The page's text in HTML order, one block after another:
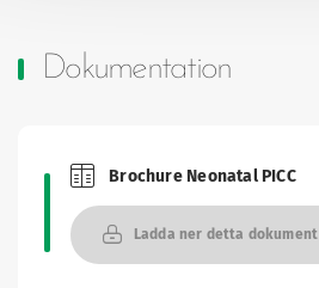
Dokumentation
Brochures and Catalogues
Brochure Neonatal PICC
Ladda ner detta dokument